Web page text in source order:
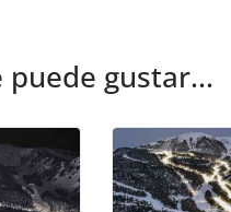
gustar...